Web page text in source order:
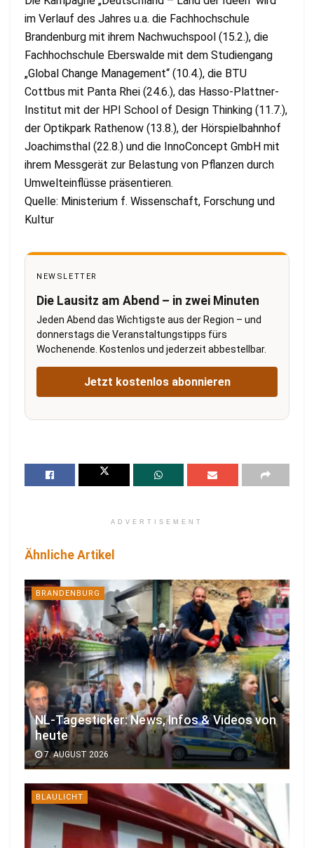
im Verlauf des Jahres u.a. die Fachhochschule
Brandenburg mit ihrem Nachwuchspool (15.2.), die
Fachhochschule Eberswalde mit dem Studiengang
„Global Change Management“ (10.4.), die BTU
Cottbus mit Panta Rhei (24.6.), das Hasso-Plattner-
Institut mit der HPI School of Design Thinking (11.7.),
der Optikpark Rathenow (13.8.), der Hörspielbahnhof
Joachimsthal (22.8.) und die InnoConcept GmbH mit
ihrem Messgerät zur Belastung von Pflanzen durch
Umwelteinflüsse präsentieren.
Quelle: Ministerium f. Wissenschaft, Forschung und
Kultur
NEWSLETTER
Die Lausitz am Abend – in zwei Minuten
Jeden Abend das Wichtigste aus der Region – und
donnerstags die Veranstaltungstipps fürs
Wochenende. Kostenlos und jederzeit abbestellbar.
Jetzt kostenlos abonnieren
ADVERTISEMENT
Ähnliche Artikel
BRANDENBURG
NL-Tagesticker: News, Infos & Videos von
heute
7. AUGUST 2026
BLAULICHT